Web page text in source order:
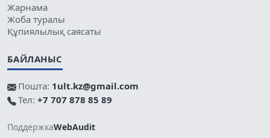
Жарнама
Жоба туралы
Құпиялылық саясаты
БАЙЛАНЫС
Пошта: 1ult.kz@gmail.com
Тел: +7 707 878 85 89
ПоддержкаWebAudit